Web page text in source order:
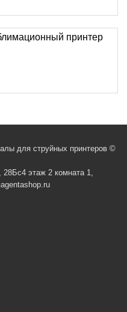
принтер
для струйных принтеров ©
этаж 2 комната 1,